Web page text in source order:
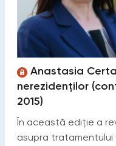
Anastasia
nerezidenților
2015)
În această ediție a
asupra tratamentului